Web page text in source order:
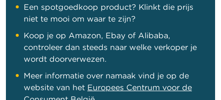
Een spotgoedkoop product? Klinkt die prijs
niet te mooi om waar te zijn?
Koop je op Amazon, Ebay of Alibaba,
controleer dan steeds naar welke verkoper je
wordt doorverwezen.
Meer informatie over namaak vind je op de
website van het Europees Centrum voor de